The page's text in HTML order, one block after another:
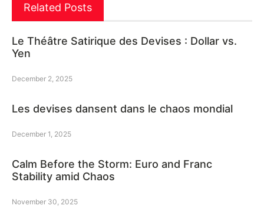
Related Posts
Le Théâtre Satirique des Devises : Dollar vs.
Yen
December 2, 2025
Les devises dansent dans le chaos mondial
December 1, 2025
Calm Before the Storm: Euro and Franc
Stability amid Chaos
November 30, 2025